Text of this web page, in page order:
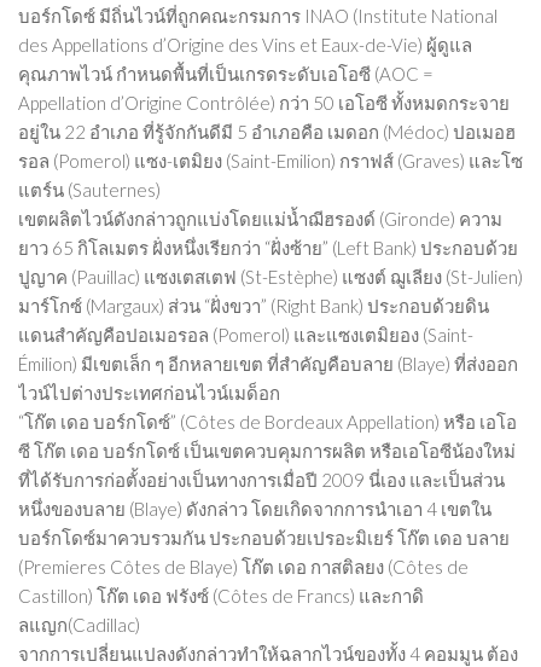
บอร์กโดซ์ มีถิ่นไวน์ที่ถูกคณะกรมการ INAO (Institute National
des Appellations d’Origine des Vins et Eaux-de-Vie) ผู้ดูแล
คุณภาพไวน์ กำหนดพื้นที่เป็นเกรดระดับเอโอซี (AOC =
Appellation d’Origine Contrôlée) กว่า 50 เอโอซี ทั้งหมดกระจาย
อยู่ใน 22 อำเภอ ที่รู้จักกันดีมี 5 อำเภอคือ เมดอก (Médoc) ปอเมอฮ
รอล (Pomerol) แซง-เตมิยง (Saint-Emilion) กราฟส์ (Graves) และโซ
แตร์น (Sauternes)
เขตผลิตไวน์ดังกล่าวถูกแบ่งโดยแม่น้ำฌีฮรองด์ (Gironde) ความ
ยาว 65 กิโลเมตร ฝั่งหนึ่งเรียกว่า “ฝั่งซ้าย” (Left Bank) ประกอบด้วย
ปูญาค (Pauillac) แซงเตสเตฟ (St-Estèphe) แซงต์ ฌูเลียง (St-Julien)
มาร์โกซ์ (Margaux) ส่วน “ฝั่งขวา” (Right Bank) ประกอบด้วยดิน
แดนสำคัญคือปอเมอรอล (Pomerol) และแซงเตมิยอง (Saint-
Émilion) มีเขตเล็ก ๆ อีกหลายเขต ที่สำคัญคือบลาย (Blaye) ที่ส่งออก
ไวน์ไปต่างประเทศก่อนไวน์เมด็อก
“โก๊ต เดอ บอร์กโดซ์” (Côtes de Bordeaux Appellation) หรือ เอโอ
ซี โก๊ต เดอ บอร์กโดซ์ เป็นเขตควบคุมการผลิต หรือเอโอซีน้องใหม่
ที่ได้รับการก่อตั้งอย่างเป็นทางการเมื่อปี 2009 นี่เอง และเป็นส่วน
หนึ่งของบลาย (Blaye) ดังกล่าว โดยเกิดจากการนำเอา 4 เขตใน
บอร์กโดซ์มาควบรวมกัน ประกอบด้วยเปรอะมิเยร์ โก๊ต เดอ บลาย
(Premieres Côtes de Blaye) โก๊ต เดอ กาสติลยง (Côtes de
Castillon) โก๊ต เดอ ฟรังซ์ (Côtes de Francs) และกาดิ
ลแญก(Cadillac)
จากการเปลี่ยนแปลงดังกล่าวทำให้ฉลากไวน์ของทั้ง 4 คอมมูน ต้อง